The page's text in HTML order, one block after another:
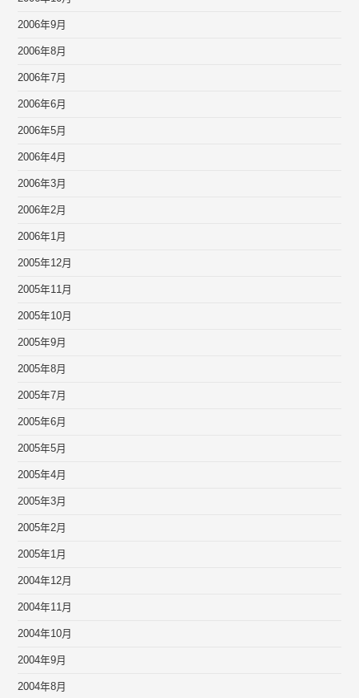
2006年9月
2006年8月
2006年7月
2006年6月
2006年5月
2006年4月
2006年3月
2006年2月
2006年1月
2005年12月
2005年11月
2005年10月
2005年9月
2005年8月
2005年7月
2005年6月
2005年5月
2005年4月
2005年3月
2005年2月
2005年1月
2004年12月
2004年11月
2004年10月
2004年9月
2004年8月